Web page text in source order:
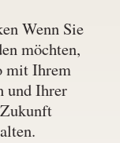
Wenn Sie
möchten,
mit Ihrem
und Ihrer